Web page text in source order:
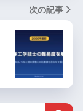
次の記事